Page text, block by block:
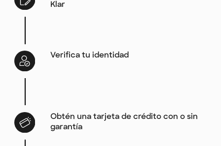
Klar
Verifica tu identidad
Obtén una tarjeta de crédito con o sin
garantía